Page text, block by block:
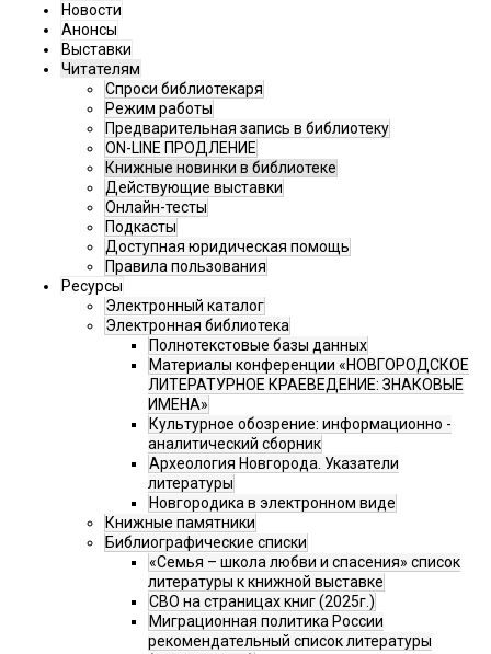
Новости
Анонсы
Выставки
Читателям
Спроси библиотекаря
Режим работы
Предварительная запись в библиотеку
ON-LINE ПРОДЛЕНИЕ
Книжные новинки в библиотеке
Действующие выставки
Онлайн-тесты
Подкасты
Доступная юридическая помощь
Правила пользования
Ресурсы
Электронный каталог
Электронная библиотека
Полнотекстовые базы данных
Материалы конференции «НОВГОРОДСКОЕ
ЛИТЕРАТУРНОЕ КРАЕВЕДЕНИЕ: ЗНАКОВЫЕ
ИМЕНА»
Культурное обозрение: информационно -
аналитический сборник
Археология Новгорода. Указатели
литературы
Новгородика в электронном виде
Книжные памятники
Библиографические списки
«Семья – школа любви и спасения» список
литературы к книжной выставке
СВО на страницах книг (2025г.)
Миграционная политика России
рекомендательный список литературы